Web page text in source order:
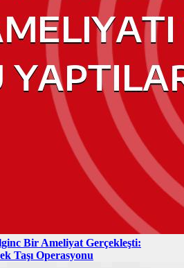
Bir Ameliyat Gerçekleşti:
Taşı Operasyonu